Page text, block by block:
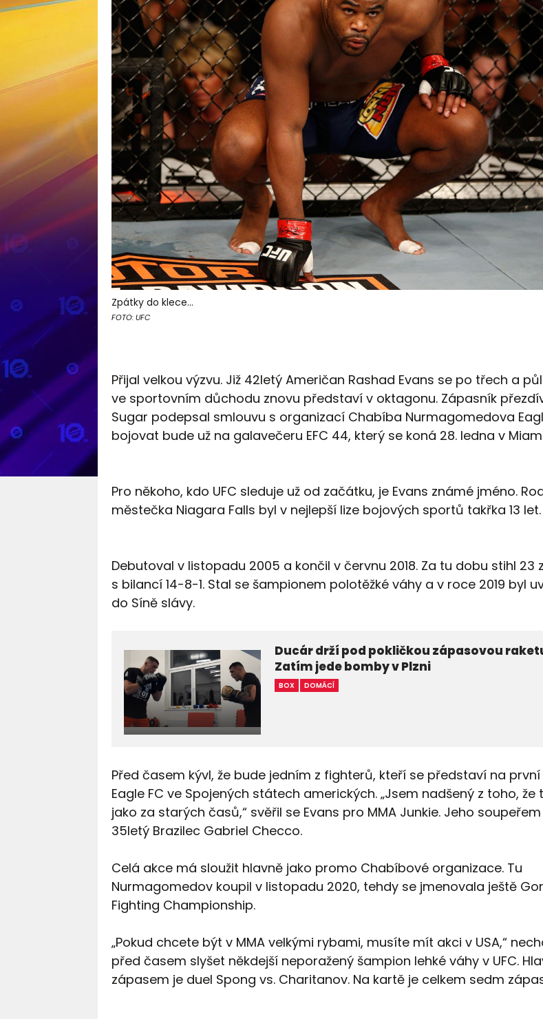
Zpátky do klece...
FOTO: UFC
Přijal velkou výzvu. Již 42letý Američan Rashad Evans se po třech a
ve sportovním důchodu znovu představí v oktagonu. Zápasník
Sugar podepsal smlouvu s organizací Chabíba Nurmagomedova
bojovat bude už na galavečeru EFC 44, který se koná 28. ledna v
Pro někoho, kdo UFC sleduje už od začátku, je Evans známé jméno.
městečka Niagara Falls byl v nejlepší lize bojových sportů takřka 13 let.
Debutoval v listopadu 2005 a končil v červnu 2018. Za tu dobu stihl 23
s bilancí 14-8-1. Stal se šampionem polotěžké váhy a v roce 2019 byl
do Síně slávy.
Ducár drží pod pokličkou zápasovou
Zatím jede bomby v Plzni
BOX DOMÁCÍ
Před časem kývl, že bude jedním z fighterů, kteří se představí na první
Eagle FC ve Spojených státech amerických. „Jsem nadšený z toho, že
jako za starých časů,“ svěřil se Evans pro MMA Junkie. Jeho
35letý Brazilec Gabriel Checco.
Celá akce má sloužit hlavně jako promo Chabíbové organizace. Tu
Nurmagomedov koupil v listopadu 2020, tehdy se jmenovala ještě
Fighting Championship.
„Pokud chcete být v MMA velkými rybami, musíte mít akci v USA,“
před časem slyšet někdejší neporažený šampion lehké váhy v UFC.
zápasem je duel Spong vs. Charitanov. Na kartě je celkem sedm